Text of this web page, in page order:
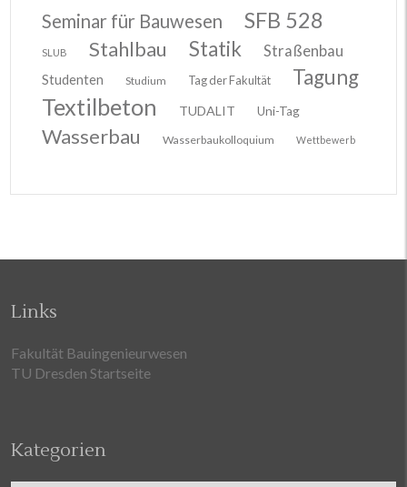
Seminar für Bauwesen SFB 528
SLUB Stahlbau Statik Straßenbau
Studenten Studium Tag der Fakultät Tagung
Textilbeton TUDALIT Uni-Tag
Wasserbau Wasserbaukolloquium Wettbewerb
Links
Fakultät Bauingenieurwesen
TU Dresden Startseite
Kategorien